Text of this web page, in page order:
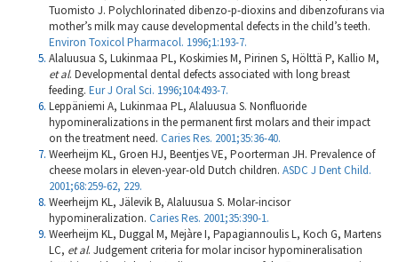
Tuomisto J. Polychlorinated dibenzo-p-dioxins and dibenzofurans via
mother’s milk may cause developmental defects in the child’s teeth.
Environ Toxicol Pharmacol. 1996;1:193-7.
Alaluusua S, Lukinmaa PL, Koskimies M, Pirinen S, Hölttä P, Kallio M,
et al. Developmental dental defects associated with long breast
feeding. Eur J Oral Sci. 1996;104:493-7.
Leppäniemi A, Lukinmaa PL, Alaluusua S. Nonfluoride
hypomineralizations in the permanent first molars and their impact
on the treatment need. Caries Res. 2001;35:36-40.
Weerheijm KL, Groen HJ, Beentjes VE, Poorterman JH. Prevalence of
cheese molars in eleven-year-old Dutch children. ASDC J Dent Child.
2001;68:259-62, 229.
Weerheijm KL, Jälevik B, Alaluusua S. Molar-incisor
hypomineralization. Caries Res. 2001;35:390-1.
Weerheijm KL, Duggal M, Mejàre I, Papagiannoulis L, Koch G, Martens
LC, et al. Judgement criteria for molar incisor hypomineralisation